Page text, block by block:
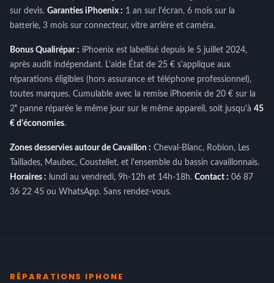
sur devis. Garanties iPhoenix : 1 an sur l'écran, 6 mois sur la
batterie, 3 mois sur connecteur, vitre arrière et caméra.
Bonus Qualirépar : iPhoenix est labellisé depuis le 5 juillet 2024,
après audit indépendant. L'aide État de 25 € s'applique aux
réparations éligibles (hors assurance et téléphone professionnel),
toutes marques. Cumulable avec la remise iPhoenix de 20 € sur la
2ᵉ panne réparée le même jour sur le même appareil, soit jusqu'à 45
€ d'économies.
Zones desservies autour de Cavaillon : Cheval-Blanc, Robion, Les
Taillades, Maubec, Coustellet, et l'ensemble du bassin cavaillonnais.
Horaires : lundi au vendredi, 9h-12h et 14h-18h. Contact : 06 87
36 22 45 ou WhatsApp. Sans rendez-vous.
RÉPARATIONS IPHONE